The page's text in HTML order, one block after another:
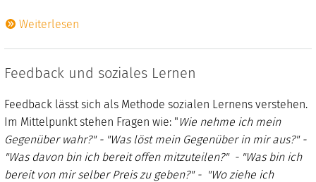
Weiterlesen
Feedback und soziales Lernen
Feedback lässt sich als Methode sozialen Lernens verstehen.
Im Mittelpunkt stehen Fragen wie: "Wie nehme ich mein
Gegenüber wahr?" - "Was löst mein Gegenüber in mir aus?" -
"Was davon bin ich bereit offen mitzuteilen?" - "Was bin ich
bereit von mir selber Preis zu geben?" - "Wo ziehe ich